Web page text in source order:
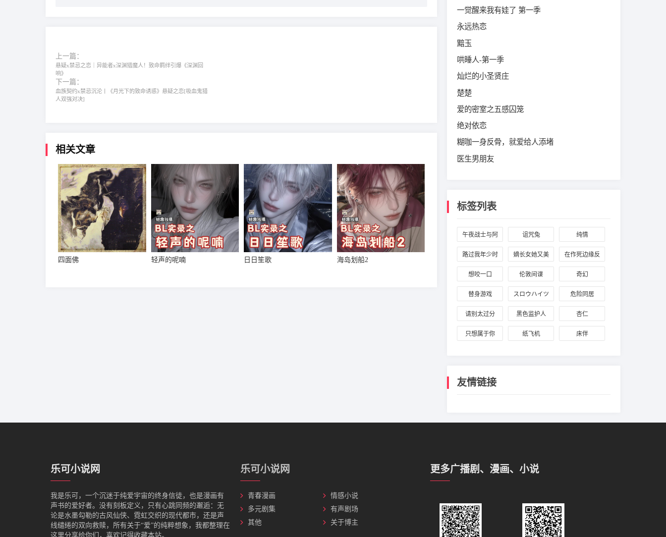
上一篇：
悬疑x禁忌之恋｜异能者x深渊猎魔人！致命羁绊引爆《深渊回
响》
下一篇：
血族契约x禁忌沉沦丨《月光下的致命诱惑》悬疑之恋[吸血鬼猎
人双强对决]
相关文章
四面佛 轻声的呢喃 日日笙歌 海岛划船2
一觉醒来我有娃了 第一季
永远热恋
黯玉
哄睡人-第一季
灿烂的小圣贤庄
楚楚
爱的密室之五感囚笼
绝对依恋
糊咖一身反骨，就爱给人添堵
医生男朋友
标签列表
午夜战士与阿
波罗
诅咒兔 纯情
路过我年少时
光的蓝色
嫡长女她又美
又飒
在作死边缘反
复横跳
想咬一口 伦敦间谍 奇幻
替身游戏 スロウハイツ
の神様
危险同居
请别太过分 黑色监护人 杏仁
只想属于你 纸飞机 床伴
友情链接
乐可小说网
我是‌乐可，一个沉迷于纯爱宇宙的终身信徒，也是漫画有
声书的爱好者。没有刻板定义，只有心跳同频的邂逅：无
论是水墨勾勒的古风仙侠、霓虹交织的现代都市，还是声
线缱绻的双向救赎，所有关于“爱”的纯粹想象，我都整理在
这里分享给你们，喜欢记得收藏本站。
乐可小说网
青春漫画
情感小说
多元剧集
有声剧场
其他
关于博主
更多广播剧、漫画、小说